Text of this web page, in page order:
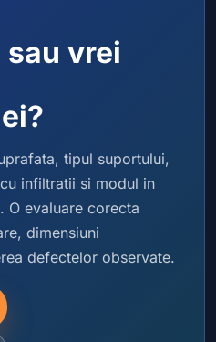
vrei
tipul suportului,
infiltratii si modul in
O evaluare corecta
dimensiuni
defectelor observate.